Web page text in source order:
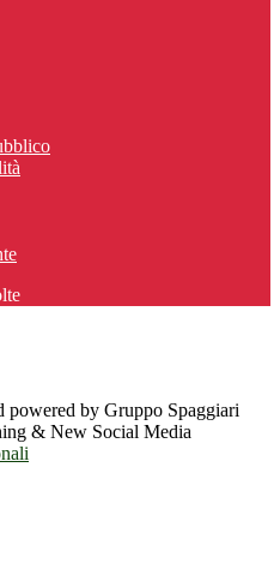
powered by Gruppo Spaggiari
& New Social Media